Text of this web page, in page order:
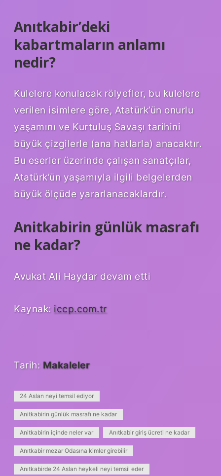
Anıtkabir’deki
kabartmaların anlamı
nedir?
Kulelere konulacak rölyefler, bu kulelere
verilen isimlere göre, Atatürk’ün onurlu
yaşamını ve Kurtuluş Savaşı tarihini
büyük çizgilerle (ana hatlarla) anacaktır.
Bu eserler üzerinde çalışan sanatçılar,
Atatürk’ün yaşamıyla ilgili belgelerden
büyük ölçüde yararlanacaklardır.
Anitkabirin günlük masrafı
ne kadar?
Avukat Ali Haydar devam etti
Kaynak: iccp.com.tr
Tarih: Makaleler
24 Aslan neyi temsil ediyor
Anitkabirin günlük masrafı ne kadar
Anitkabirin içinde neler var Anıtkabir giriş ücreti ne kadar
Anıtkabir mezar Odasına kimler girebilir
Anıtkabirde 24 Aslan heykeli neyi temsil eder